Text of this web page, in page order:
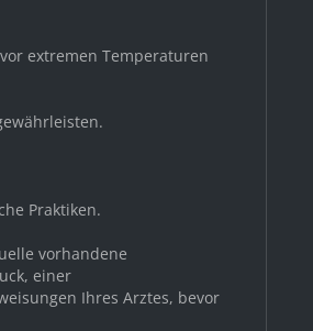
extremen Temperaturen
Praktiken.
vorhandene
einer
Ihres Arztes, bevor